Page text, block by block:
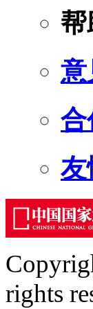
帮
意
合
友
rights